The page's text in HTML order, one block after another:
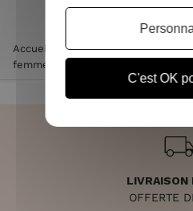
Accueil Vêtements femme >
femme
Pantalon femme fluide
LIVRAISON
OFFERTE
C'est OK